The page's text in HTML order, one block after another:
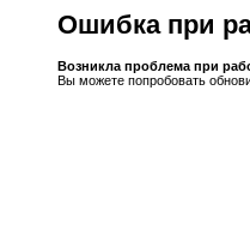
Ошибка при
Возникла проблема при
Вы можете попробовать